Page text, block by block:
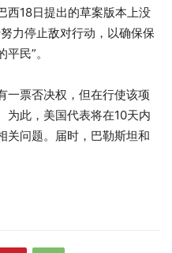
西18日提出的草案版本上没
力停止敌对行动，以确保保
民”。
一票否决权，但在行使该项
为此，美国代表将在10天内
关问题。届时，巴勒斯坦和